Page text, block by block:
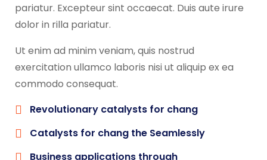
pariatur. Excepteur sint occaecat. Duis aute irure
dolor in rilla pariatur.
Ut enim ad minim veniam, quis nostrud
exercitation ullamco laboris nisi ut aliquip ex ea
commodo consequat.
Revolutionary catalysts for chang
Catalysts for chang the Seamlessly
Business applications through